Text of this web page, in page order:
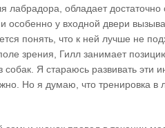
лабрадора, обладает
особенно у входной двери
понять, что к ней лучше не
зрения, Гилл занимает
собак. Я стараюсь развивать
Но я думаю, что тренировка